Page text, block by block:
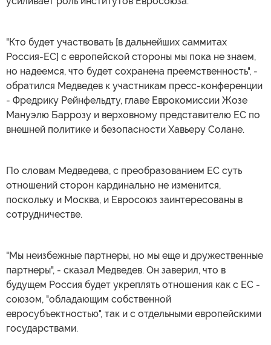
"Кто будет участвовать [в дальнейших саммитах
Россия-ЕС] с европейской стороны мы пока не знаем,
но надеемся, что будет сохранена преемственность", -
обратился Медведев к участникам пресс-конференции
- Фредрику Рейнфельдту, главе Еврокомиссии Жозе
Мануэлю Баррозу и верховному представителю ЕС по
внешней политике и безопасности Хавьеру Солане.
По словам Медведева, с преобразованием ЕС суть
отношений сторон кардинально не изменится,
поскольку и Москва, и Евросоюз заинтересованы в
сотрудничестве.
"Мы неизбежные партнеры, но мы еще и дружественные
партнеры", - сказал Медведев. Он заверил, что в
будущем Россия будет укреплять отношения как с ЕС -
союзом, "обладающим собственной
евросубъектностью", так и с отдельными европейскими
государствами.